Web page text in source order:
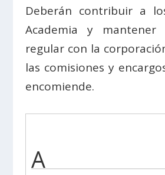
Deberán contribuir a
Academia y mantener
regular con la
las comisiones y
encomiende.
A